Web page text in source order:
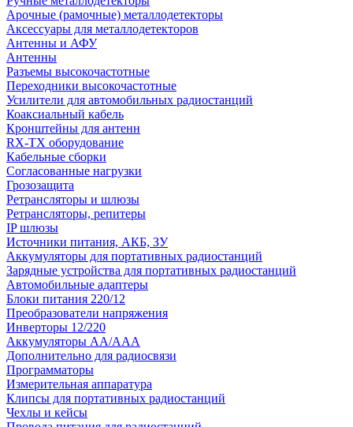
Арочные (рамочные) металлодетекторы
Аксессуары для металлодетекторов
Антенны и АФУ
Антенны
Разъемы высокочастотные
Переходники высокочастотные
Усилители для автомобильных радиостанций
Коаксиальный кабель
Кронштейны для антенн
RX-TX оборудование
Кабельные сборки
Согласованные нагрузки
Грозозащита
Ретрансляторы и шлюзы
Ретрансляторы, репитеры
IP шлюзы
Источники питания, АКБ, ЗУ
Аккумуляторы для портативных радиостанций
Зарядные устройства для портативных радиостанций
Автомобильные адаптеры
Блоки питания 220/12
Преобразователи напряжения
Инверторы 12/220
Аккумуляторы АА/ААА
Дополнительно для радиосвязи
Программаторы
Измерительная аппаратура
Клипсы для портативных радиостанций
Чехлы и кейсы